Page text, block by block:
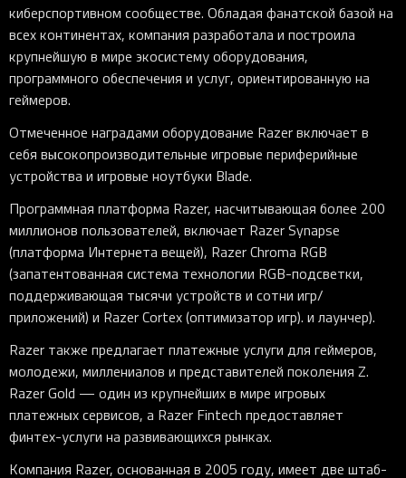
киберспортивном сообществе. Обладая фанатской базой на
всех континентах, компания разработала и построила
крупнейшую в мире экосистему оборудования,
программного обеспечения и услуг, ориентированную на
геймеров.
Отмеченное наградами оборудование Razer включает в
себя высокопроизводительные игровые периферийные
устройства и игровые ноутбуки Blade.
Программная платформа Razer, насчитывающая более 200
миллионов пользователей, включает Razer Synapse
(платформа Интернета вещей), Razer Chroma RGB
(запатентованная система технологии RGB-подсветки,
поддерживающая тысячи устройств и сотни игр/
приложений) и Razer Cortex (оптимизатор игр). и лаунчер).
Razer также предлагает платежные услуги для геймеров,
молодежи, миллениалов и представителей поколения Z.
Razer Gold — один из крупнейших в мире игровых
платежных сервисов, а Razer Fintech предоставляет
финтех-услуги на развивающихся рынках.
Компания Razer, основанная в 2005 году, имеет две штаб-